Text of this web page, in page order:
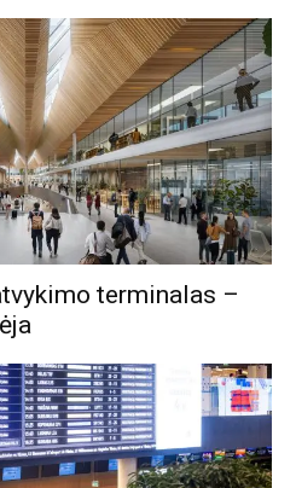
terminalas –